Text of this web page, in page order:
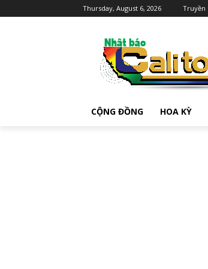
Thursday, August 6, 2026 Truyền
CỘNG ĐỒNG HOA KỲ